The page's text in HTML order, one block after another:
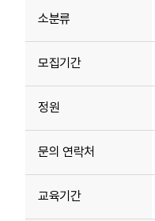
소분류
모집기간
정원
문의 연락처
교육기간